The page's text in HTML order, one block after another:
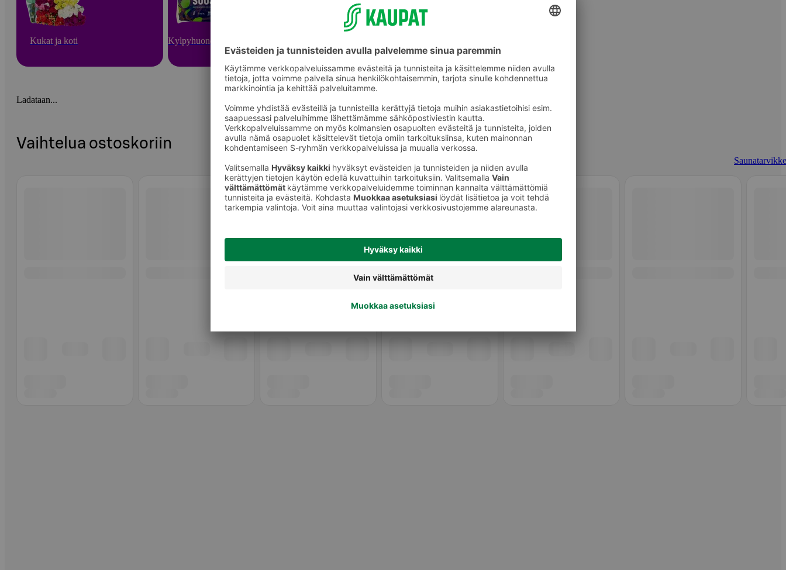
Kukat ja koti Kylpyhuone ja sauna
Ladataan...
Vaihtelua ostoskoriin